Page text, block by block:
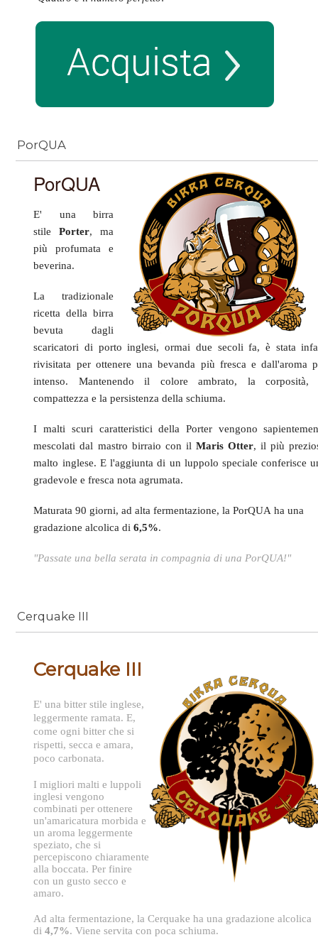
PorQUA
PorQUA
E' una birra
stilePorter, ma
piùprofumata e
beverina.
La tradizionale
ricetta della birra
bevuta dagli
scaricatori di porto inglesi, ormai due secoli fa, è stata
rivisitata per ottenere una bevanda più fresca e dall'aroma
intenso. Mantenendo il colore ambrato, la corposità,
compattezza e la persistenza della schiuma.
I malti scuri caratteristici della Porter vengono
mescolati dal mastro birraio con il Maris Otter, il più
malto inglese. E l'aggiunta di un luppolo speciale conferisce
gradevole e fresca nota agrumata.
Maturata 90 giorni, ad alta fermentazione, la PorQUA ha una
gradazione alcolica di6,5%.
"Passate una bella serata in compagnia di una PorQUA!"
Cerquake III
Cerquake III
E' una bitter stile inglese,
leggermente ramata. E,
come ogni bitter che si
rispetti, secca e amara,
poco carbonata.
I migliori malti e luppoli
inglesi vengono
combinati per ottenere
un'amaricatura morbida e
un aroma leggermente
speziato, che si
percepiscono chiaramente
alla boccata. Per finire
con un gusto secco e
amaro.
Ad alta fermentazione, la Cerquake ha una gradazione alcolica
di 4,7%. Viene servita con poca schiuma.